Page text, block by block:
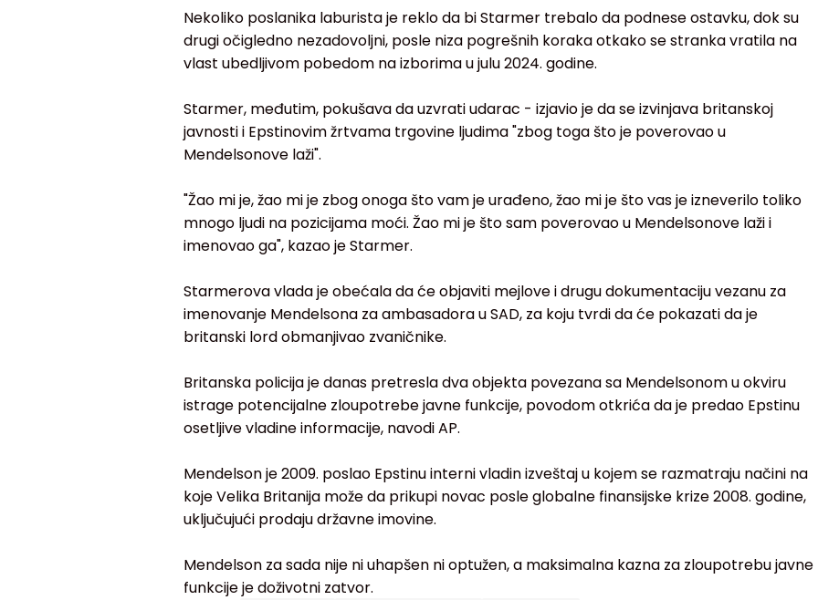
Nekoliko poslanika laburista je reklo da bi Starmer trebalo da podnese ostavku, dok su
drugi očigledno nezadovoljni, posle niza pogrešnih koraka otkako se stranka vratila na
vlast ubedljivom pobedom na izborima u julu 2024. godine.
Starmer, međutim, pokušava da uzvrati udarac - izjavio je da se izvinjava britanskoj
javnosti i Epstinovim žrtvama trgovine ljudima "zbog toga što je poverovao u
Mendelsonove laži".
"Žao mi je, žao mi je zbog onoga što vam je urađeno, žao mi je što vas je izneverilo toliko
mnogo ljudi na pozicijama moći. Žao mi je što sam poverovao u Mendelsonove laži i
imenovao ga", kazao je Starmer.
Starmerova vlada je obećala da će objaviti mejlove i drugu dokumentaciju vezanu za
imenovanje Mendelsona za ambasadora u SAD, za koju tvrdi da će pokazati da je
britanski lord obmanjivao zvaničnike.
Britanska policija je danas pretresla dva objekta povezana sa Mendelsonom u okviru
istrage potencijalne zloupotrebe javne funkcije, povodom otkrića da je predao Epstinu
osetljive vladine informacije, navodi AP.
Mendelson je 2009. poslao Epstinu interni vladin izveštaj u kojem se razmatraju načini na
koje Velika Britanija može da prikupi novac posle globalne finansijske krize 2008. godine,
uključujući prodaju državne imovine.
Mendelson za sada nije ni uhapšen ni optužen, a maksimalna kazna za zloupotrebu javne
funkcije je doživotni zatvor.